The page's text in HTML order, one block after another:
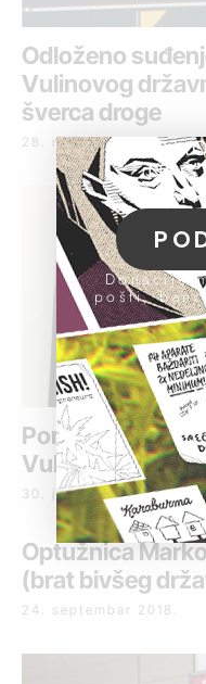
Odloženo
Vulinovog
šverca droge
28. mart 2019.
Ponovo
Vulinovog
30. januar 2019.
Optužnica
(brat bivšeg
24. septembar 2018.
Donacije
pošti,